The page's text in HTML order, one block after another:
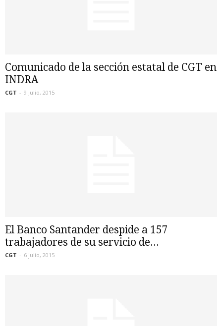
Comunicado de la sección estatal de CGT en
INDRA
CGT - 9 julio, 2015
El Banco Santander despide a 157
trabajadores de su servicio de...
CGT - 6 julio, 2015